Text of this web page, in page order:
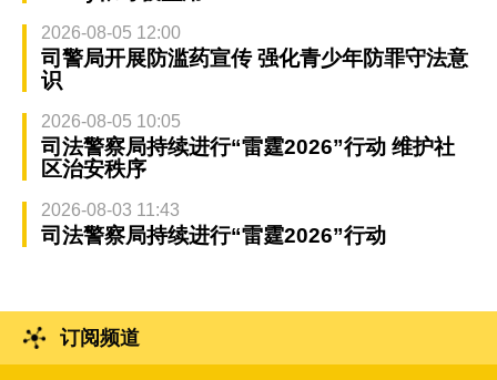
2026-08-05 12:00
司警局开展防滥药宣传 强化青少年防罪守法意
识
2026-08-05 10:05
司法警察局持续进行“雷霆2026”行动 维护社
区治安秩序
2026-08-03 11:43
司法警察局持续进行“雷霆2026”行动
订阅频道